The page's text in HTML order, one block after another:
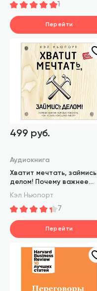
1
Перейти
499 руб.
Аудиокнига
Хватит мечтать, займись
делом! Почему важнее
хорошо работать, чем
искать хорошую работу
Кэл Ньюпорт
7
Перейти